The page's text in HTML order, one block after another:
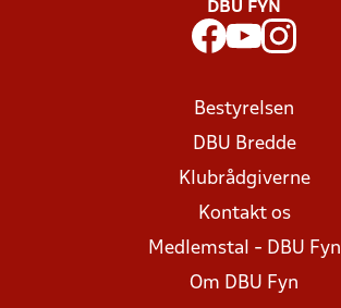
DBU FYN
Bestyrelsen
DBU Bredde
Klubrådgiverne
Kontakt os
Medlemstal - DBU Fyn
Om DBU Fyn